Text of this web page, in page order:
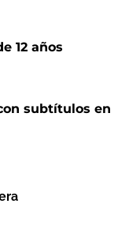
12 años
subtítulos en